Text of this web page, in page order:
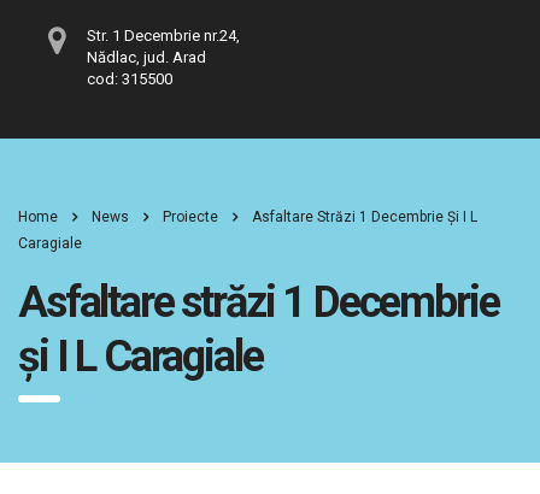
Str. 1 Decembrie nr.24,
Nădlac, jud. Arad
cod: 315500
Home News Proiecte
Asfaltare Străzi 1 Decembrie Și I L
Caragiale
Asfaltare străzi 1 Decembrie
și I L Caragiale